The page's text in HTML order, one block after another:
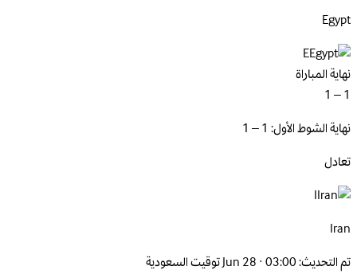
Egypt
E
نهاية المباراة
1 – 1
نهاية الشوط الأول: 1 – 1
تعادل
I
Iran
تم التحديث:Jun 28 · 03:00 توقيت السعودية